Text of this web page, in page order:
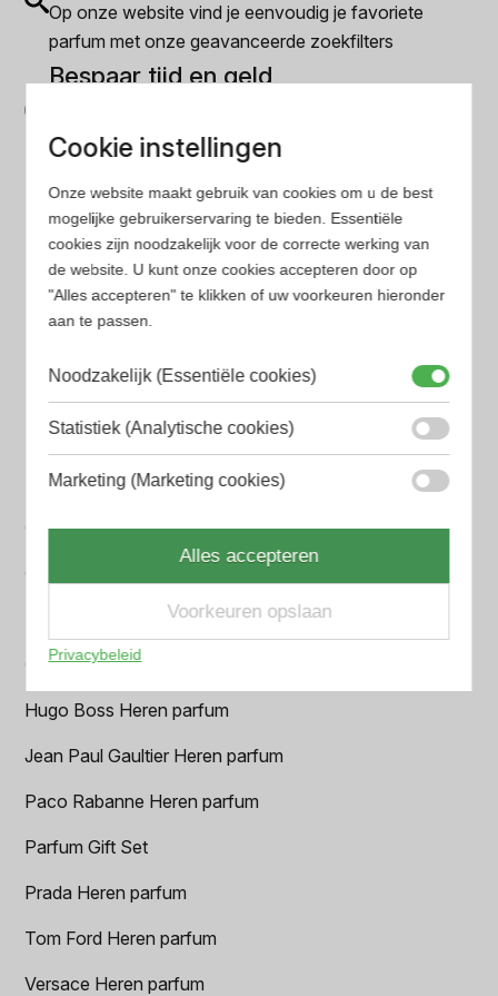
Op onze website vind je eenvoudig je favoriete
parfum met onze geavanceerde zoekfilters
Bespaar tijd en geld
minder tijd en geld kwijt bent
Populaire herengeuren
Amouage Heren parfum
Aramis Heren parfum
Azzaro Heren parfum
BALR. Heren parfum
BVLGARI Heren parfum
Chanel Heren parfum
Dior Heren parfum
Geurpakket
Hugo Boss Heren parfum
Jean Paul Gaultier Heren parfum
Paco Rabanne Heren parfum
Parfum Gift Set
Prada Heren parfum
Tom Ford Heren parfum
Versace Heren parfum
Cookie instellingen
Onze website maakt gebruik van cookies om u de best
mogelijke gebruikerservaring te bieden. Essentiële
cookies zijn noodzakelijk voor de correcte werking van
de website. U kunt onze cookies accepteren door op
"Alles accepteren" te klikken of uw voorkeuren hieronder
aan te passen.
Noodzakelijk (Essentiële cookies)
Statistiek (Analytische cookies)
Marketing (Marketing cookies)
Alles accepteren
Voorkeuren opslaan
Privacybeleid